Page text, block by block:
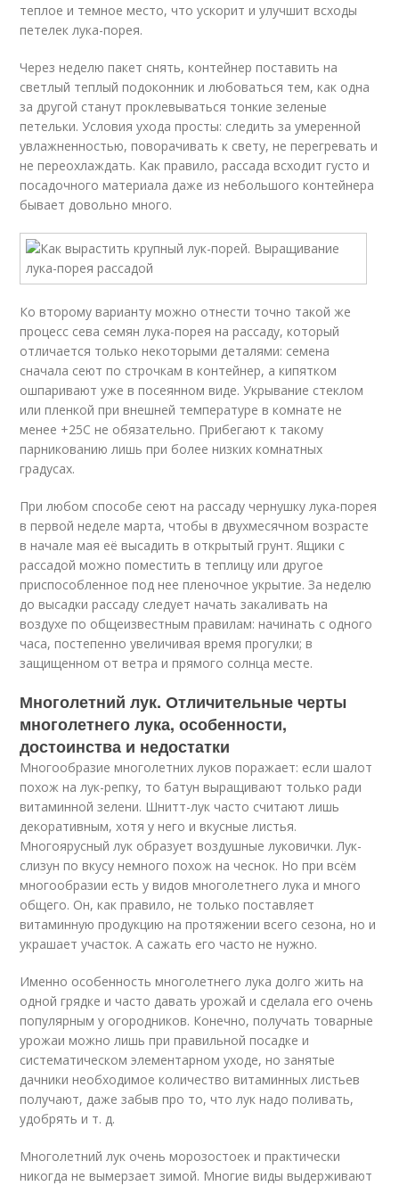
теплое и темное место, что ускорит и улучшит всходы
петелек лука-порея.
Через неделю пакет снять, контейнер поставить на
светлый теплый подоконник и любоваться тем, как одна
за другой станут проклевываться тонкие зеленые
петельки. Условия ухода просты: следить за умеренной
увлажненностью, поворачивать к свету, не перегревать и
не переохлаждать. Как правило, рассада всходит густо и
посадочного материала даже из небольшого контейнера
бывает довольно много.
Ко второму варианту можно отнести точно такой же
процесс сева семян лука-порея на рассаду, который
отличается только некоторыми деталями: семена
сначала сеют по строчкам в контейнер, а кипятком
ошпаривают уже в посеянном виде. Укрывание стеклом
или пленкой при внешней температуре в комнате не
менее +25С не обязательно. Прибегают к такому
парникованию лишь при более низких комнатных
градусах.
При любом способе сеют на рассаду чернушку лука-порея
в первой неделе марта, чтобы в двухмесячном возрасте
в начале мая её высадить в открытый грунт. Ящики с
рассадой можно поместить в теплицу или другое
приспособленное под нее пленочное укрытие. За неделю
до высадки рассаду следует начать закаливать на
воздухе по общеизвестным правилам: начинать с одного
часа, постепенно увеличивая время прогулки; в
защищенном от ветра и прямого солнца месте.
Многолетний лук. Отличительные черты
многолетнего лука, особенности,
достоинства и недостатки
Многообразие многолетних луков поражает: если шалот
похож на лук-репку, то батун выращивают только ради
витаминной зелени. Шнитт-лук часто считают лишь
декоративным, хотя у него и вкусные листья.
Многоярусный лук образует воздушные луковички. Лук-
слизун по вкусу немного похож на чеснок. Но при всём
многообразии есть у видов многолетнего лука и много
общего. Он, как правило, не только поставляет
витаминную продукцию на протяжении всего сезона, но и
украшает участок. А сажать его часто не нужно.
Именно особенность многолетнего лука долго жить на
одной грядке и часто давать урожай и сделала его очень
популярным у огородников. Конечно, получать товарные
урожаи можно лишь при правильной посадке и
систематическом элементарном уходе, но занятые
дачники необходимое количество витаминных листьев
получают, даже забыв про то, что лук надо поливать,
удобрять и т. д.
Многолетний лук очень морозостоек и практически
никогда не вымерзает зимой. Многие виды выдерживают